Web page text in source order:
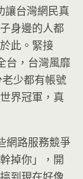
台灣網民真
身邊的人都
此。緊接
台，台灣風靡
少都有帳號
界冠軍，真
路服務競爭
掉你」，開